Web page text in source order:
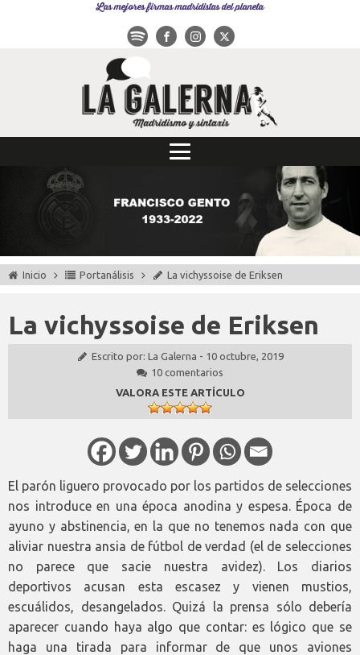
Las mejores firmas madridistas del planeta
Inicio Portanálisis La vichyssoise de Eriksen
La vichyssoise de Eriksen
Escrito por: La Galerna - 10 octubre, 2019
10 comentarios
VALORA ESTE ARTÍCULO
El parón liguero provocado por los partidos de selecciones
nos introduce en una época anodina y espesa. Época de
ayuno y abstinencia, en la que no tenemos nada con que
aliviar nuestra ansia de fútbol de verdad (el de selecciones
no parece que sacie nuestra avidez). Los diarios
deportivos acusan esta escasez y vienen mustios,
escuálidos, desangelados. Quizá la prensa sólo debería
aparecer cuando haya algo que contar: es lógico que se
haga una tirada para informar de que unos aviones